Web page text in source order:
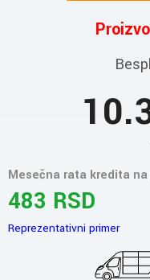
Mesečna rata kredita
483 RSD
Reprezentativni primer